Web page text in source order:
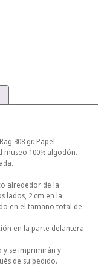
308 gr. Papel
100% algodón.
alrededor de la
lados, 2 cm en la
en el tamaño total de
en la parte delantera
y se imprimirán y
de su pedido.